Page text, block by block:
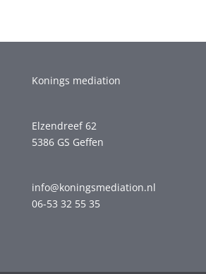
Konings mediation
Elzendreef 62
5386 GS Geffen
info@koningsmediation.nl
06-53 32 55 35